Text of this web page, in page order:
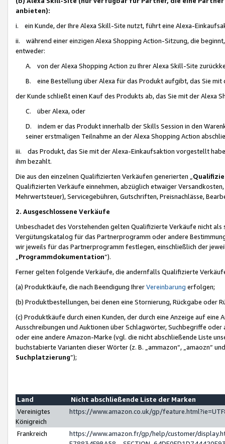
anbieten):
i. ein Kunde, der Ihre Alexa Skill-Site nutzt, führt eine Alexa-
ii. während einer einzigen Alexa Shopping Action-Sitzung, die
entweder:
A. von der Alexa Shopping Action zu Ihrer Alexa Skill-Site
B. eine Bestellung über Alexa für das Produkt aufgibt, das Sie mit
der Kunde schließt einen Kauf des Produkts ab, das Sie mit der Alexa
C. über Alexa, oder
D. indem er das Produkt innerhalb der Skills Session in den
seiner erstmaligen Teilnahme an der Alexa Shopping Action
iii. das Produkt, das Sie mit der Alexa-Einkaufsaktion vorgestellt
ihm bezahlt.
Die aus den einzelnen Qualifizierten Verkäufen generierten „
Qualifizierten Verkäufe einnehmen, abzüglich etwaiger
Mehrwertsteuer), Servicegebühren, Gutschriften, Preisnachlässe,
2. Ausgeschlossene Verkäufe
Unbeschadet des Vorstehenden gelten Qualifizierte Verkäufe nicht
Vergütungskatalog für das Partnerprogramm oder andere
wir jeweils für das Partnerprogramm festlegen, einschließlich der
Programmdokumentation“).
Ferner gelten folgende Verkäufe, die andernfalls Qualifizierte
(a) Produktkäufe, die nach Beendigung IhrerVereinbarung erfolgen;
(b) Produktbestellungen, bei denen eine Stornierung, Rückgabe oder
(c) Produktkäufe durch einen Kunden, der durch eine Anzeige auf
Ausschreibungen und Auktionen über Schlagwörter, Suchbegriffe
oder eine andere Amazon-Marke (vgl. die nicht abschließende Liste
buchstabierte Varianten dieser Wörter (z. B. „ammazon“, „amaozn“
Suchplatzierung”);
Land
Nicht abschließende Liste der Marken
Vereinigtes
Königreich
https://www.amazon.co.uk/gp/
Frankreich
https://www.amazon.fr/gp/help/customer/